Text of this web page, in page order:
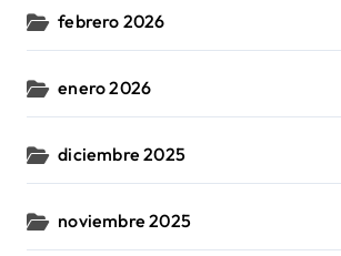
febrero 2026
enero 2026
diciembre 2025
noviembre 2025